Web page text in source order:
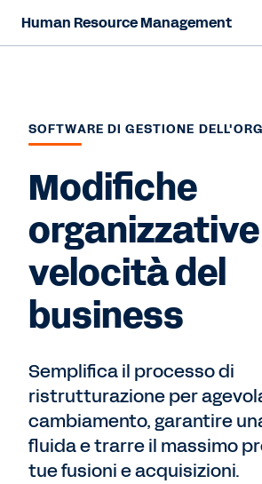
Human Resource Management
Risorse
Contattaci
SOFTWARE DI GESTIONE
Modifiche
velocità del
business
Semplifica il processo di
ristrutturazione per
cambiamento, garantire
fluida e trarre il massimo
tue fusioni e acquisizioni.